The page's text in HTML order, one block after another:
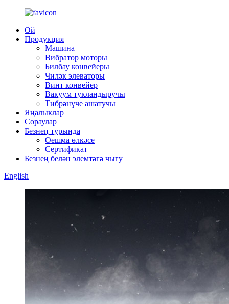
Өй
Продукция
Машина
Вибратор моторы
Билбау конвейеры
Чиләк элеваторы
Винт конвейер
Вакуум тукландыручы
Тибрәнүче ашатучы
Яңалыклар
Сораулар
Безнең турында
Оешма өлкәсе
Сертификат
Безнең белән элемтәгә чыгу
English